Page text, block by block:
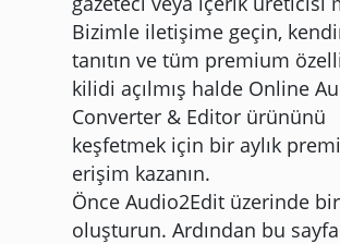
Bizimle iletişime geçin,
tanıtın ve tüm premium
kilidi açılmış halde Online
Converter & Editor ürününü
keşfetmek için bir aylık
erişim kazanın.
Önce Audio2Edit üzerinde
oluşturun. Ardından bu